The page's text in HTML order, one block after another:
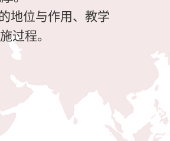
地位与作用、教学
过程。